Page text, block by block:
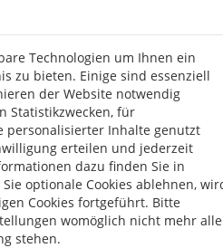
Jahrhundert still um den
in den 1960er-Jahren
Technologien um Ihnen ein
zu bieten. Einige sind essenziell
der Website notwendig
Statistikzwecken, für
personalisierter Inhalte genutzt
erteilen und jederzeit
dazu finden Sie in
optionale Cookies ablehnen,
Cookies fortgeführt. Bitte
womöglich nicht mehr alle
stehen.